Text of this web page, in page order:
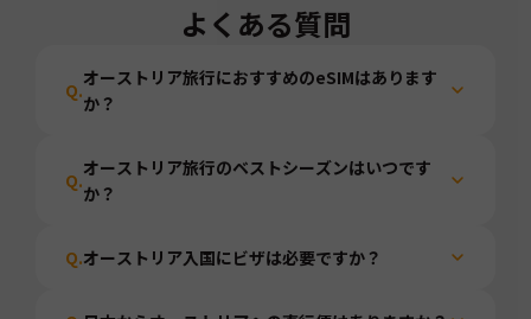
よくある質問
Q.
オーストリア旅行におすすめのeSIMはあります
か？
Q.
オーストリア旅行のベストシーズンはいつです
か？
Q.オーストリア入国にビザは必要ですか？